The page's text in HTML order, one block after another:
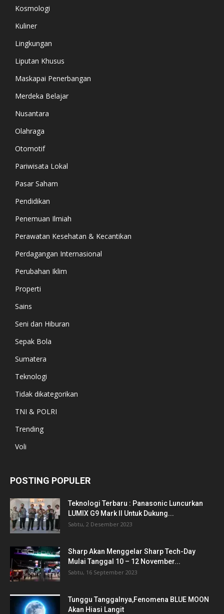
Kosmologi
Kuliner
Lingkungan
Liputan Khusus
Maskapai Penerbangan
Merdeka Belajar
Nusantara
Olahraga
Otomotif
Pariwisata Lokal
Pasar Saham
Pendidikan
Penemuan Ilmiah
Perawatan Kesehatan & Kecantikan
Perdagangan Internasional
Perubahan Iklim
Properti
Sains
Seni dan Hiburan
Sepak Bola
Sumatera
Teknologi
Tidak dikategorikan
TNI & POLRI
Trending
Voli
POSTING POPULER
Teknologi Terbaru : Panasonic Luncurkan
LUMIX G9 Mark II Untuk Dukung...
Sabtu, 2 Desember 2023
Sharp Akan Menggelar Sharp Tech-Day
Mulai Tanggal 10 – 12 November...
Sabtu, 16 September 2023
Tunggu Tanggalnya,Fenomena BLUE MOON
Akan Hiasi Langit